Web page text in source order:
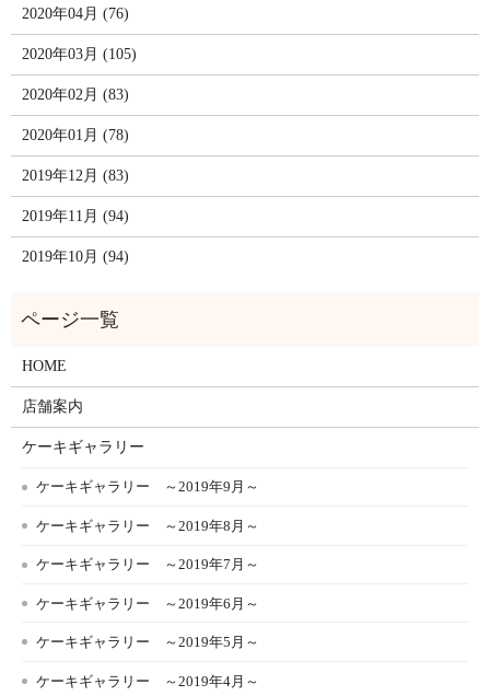
2020年04月 (76)
2020年03月 (105)
2020年02月 (83)
2020年01月 (78)
2019年12月 (83)
2019年11月 (94)
2019年10月 (94)
HOME
店舗案内
ケーキギャラリー
ケーキギャラリー ～2019年9月～
ケーキギャラリー ～2019年8月～
ケーキギャラリー ～2019年7月～
ケーキギャラリー ～2019年6月～
ケーキギャラリー ～2019年5月～
ケーキギャラリー ～2019年4月～